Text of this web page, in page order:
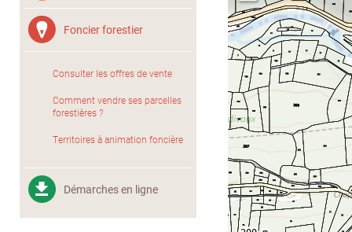
Foncier forestier
Consulter les offres de vente
Comment vendre ses parcelles
forestières ?
Territoires à animation foncière
Démarches en ligne